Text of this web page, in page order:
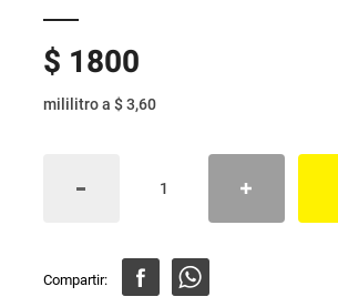
$ 1800
mililitroa $ 3,60